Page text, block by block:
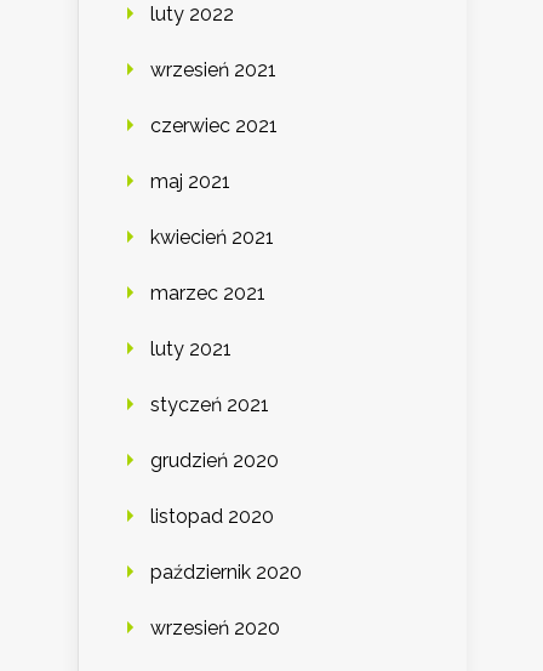
luty 2022
wrzesień 2021
czerwiec 2021
maj 2021
kwiecień 2021
marzec 2021
luty 2021
styczeń 2021
grudzień 2020
listopad 2020
październik 2020
wrzesień 2020